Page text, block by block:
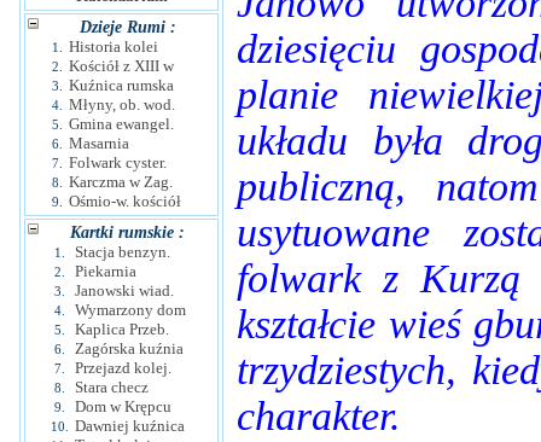
Dzieje Rumi :
1. Historia kolei
2. Kościół z XIII w
3. Kuźnica rumska
4. Młyny, ob. wod.
5. Gmina ewangel.
6. Masarnia
7. Folwark cyster.
8. Karczma w Zag.
9.
Ośmio-w. kościół
Kartki rumskie :
1. Stacja benzyn.
2. Piekarnia
3. Janowski wiad.
4. Wymarzony dom
5. Kaplica Przeb.
6. Zagórska kuźnia
7. Przejazd kolej.
8. Stara checz
9. Dom w Krępcu
10. Dawniej kuźnica
dziesięciu
planie
układu była
publiczną,
usytuowane
folwark z Kurzą
kształcie wieś
trzydziestych,
charakter.